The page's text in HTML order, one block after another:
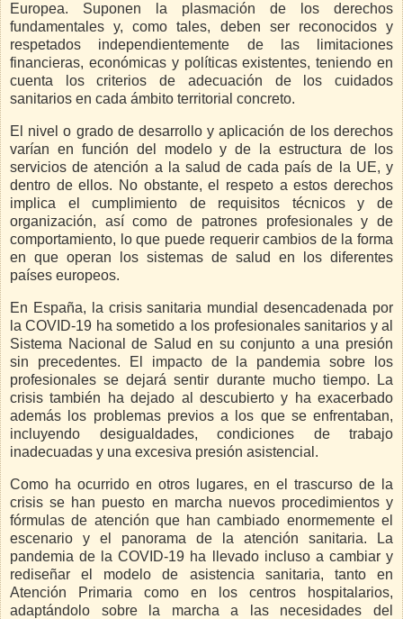
Europea. Suponen la plasmación de los derechos
fundamentales y, como tales, deben ser reconocidos y
respetados independientemente de las limitaciones
financieras, económicas y políticas existentes, teniendo en
cuenta los criterios de adecuación de los cuidados
sanitarios en cada ámbito territorial concreto.
El nivel o grado de desarrollo y aplicación de los derechos
varían en función del modelo y de la estructura de los
servicios de atención a la salud de cada país de la UE, y
dentro de ellos. No obstante, el respeto a estos derechos
implica el cumplimiento de requisitos técnicos y de
organización, así como de patrones profesionales y de
comportamiento, lo que puede requerir cambios de la forma
en que operan los sistemas de salud en los diferentes
países europeos.
En España, la crisis sanitaria mundial desencadenada por
la COVID-19 ha sometido a los profesionales sanitarios y al
Sistema Nacional de Salud en su conjunto a una presión
sin precedentes. El impacto de la pandemia sobre los
profesionales se dejará sentir durante mucho tiempo. La
crisis también ha dejado al descubierto y ha exacerbado
además los problemas previos a los que se enfrentaban,
incluyendo desigualdades, condiciones de trabajo
inadecuadas y una excesiva presión asistencial.
Como ha ocurrido en otros lugares, en el trascurso de la
crisis se han puesto en marcha nuevos procedimientos y
fórmulas de atención que han cambiado enormemente el
escenario y el panorama de la atención sanitaria. La
pandemia de la COVID-19 ha llevado incluso a cambiar y
rediseñar el modelo de asistencia sanitaria, tanto en
Atención Primaria como en los centros hospitalarios,
adaptándolo sobre la marcha a las necesidades del